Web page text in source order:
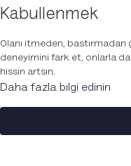
Kabullenmek
Olanı itmeden, bastırmadan
deneyimini fark et, onlarla
hissin artsın.
Daha fazla bilgi edinin